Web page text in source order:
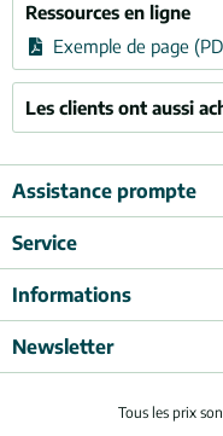
Ressources en ligne
Exemple de page
Les clients ont aussi
Assistance prompte
Service
Informations
Newsletter
Tous les prix